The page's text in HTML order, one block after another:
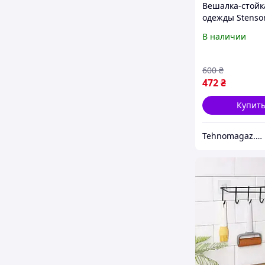
Вешалка-
одежды
В наличии
472₴
600 ₴
Tehnomagaz.com.ua - это передовой интернет-магазин, специализирующийся на продаже техники